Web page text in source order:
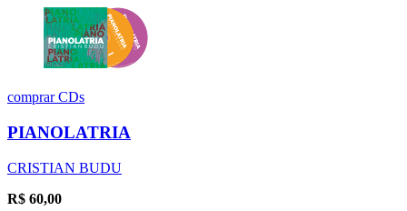
comprarCDs
PIANOLATRIA
CRISTIAN BUDU
R$ 60,00